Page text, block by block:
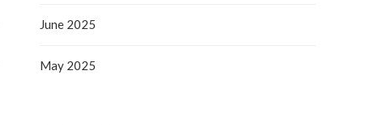
June 2025
May 2025